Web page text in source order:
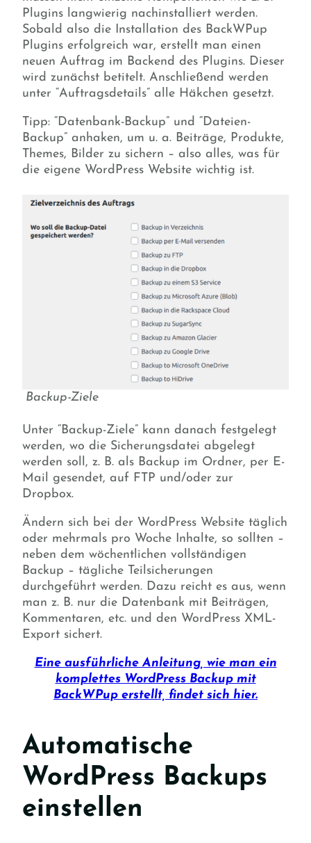
Plugins langwierig nachinstalliert werden.
Sobald also die Installation des BackWPup
Plugins erfolgreich war, erstellt man einen
neuen Auftrag im Backend des Plugins. Dieser
wird zunächst betitelt. Anschließend werden
unter “Auftragsdetails” alle Häkchen gesetzt.
Tipp: “Datenbank-Backup” und “Dateien-
Backup” anhaken, um u. a. Beiträge, Produkte,
Themes, Bilder zu sichern – also alles, was für
die eigene WordPress Website wichtig ist.
Backup-Ziele
Unter “Backup-Ziele” kann danach festgelegt
werden, wo die Sicherungsdatei abgelegt
werden soll, z. B. als Backup im Ordner, per E-
Mail gesendet, auf FTP und/oder zur
Dropbox.
Ändern sich bei der WordPress Website täglich
oder mehrmals pro Woche Inhalte, so sollten –
neben dem wöchentlichen vollständigen
Backup – tägliche Teilsicherungen
durchgeführt werden. Dazu reicht es aus, wenn
man z. B. nur die Datenbank mit Beiträgen,
Kommentaren, etc. und den WordPress XML-
Export sichert.
Eine ausführliche Anleitung, wie man ein
komplettes WordPress Backup mit
BackWPup erstellt, findet sich hier.
Automatische
WordPress Backups
einstellen